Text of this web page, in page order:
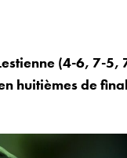
(4-6, 7-
huitièmes de